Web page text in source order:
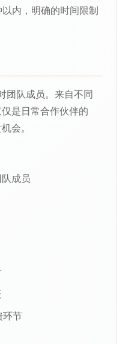
内，明确的时间限制
团队成员。来自不同
是日常合作伙伴的
会。
成员
环节